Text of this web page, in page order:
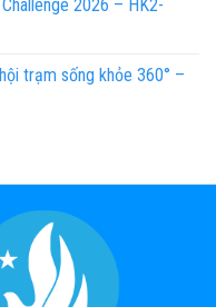
2026 – HK2-
trạm sống khỏe 360° –